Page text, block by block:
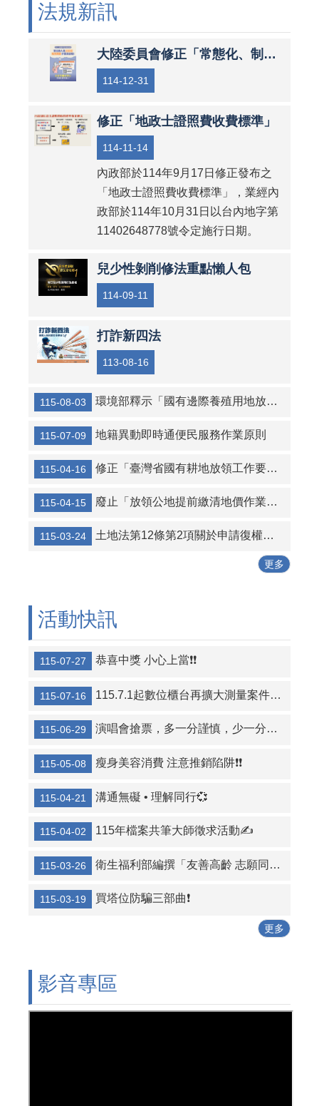
法規新訊
大陸委員會修正「常態化、制度化查核人員範圍表」
114-12-31
修正「地政士證照費收費標準」
114-11-14
內政部於114年9月17日修正發布之
「地政士證照費收費標準」，業經內
政部於114年10月31日以台內地字第
11402648778號令定施行日期。
兒少性剝削修法重點懶人包
114-09-11
打詐新四法
113-08-16
115-08-03 環境部釋示「國有邊際養殖用地放領實施辦法」第3條第4款影響環境保護之認定原則
115-07-09 地籍異動即時通便民服務作業原則
115-04-16 修正「臺灣省國有耕地放領工作要點」，名稱並修正為「國有耕地放領工作要點」
115-04-15 廢止「放領公地提前繳清地價作業須知」
115-03-24 土地法第12條第2項關於申請復權登記無民法第125條消滅時效適用之解釋令
更多
活動快訊
115-07-27 恭喜中獎 小心上當❗❗
115-07-16 115.7.1起數位櫃台再擴大測量案件全程網路申請案件之項目
115-06-29 演唱會搶票，多一分謹慎，少一分損失​​​​​​​​​​​​​​❗
115-05-08 瘦身美容消費 注意推銷陷阱❗❗
115-04-21 溝通無礙 • 理解同行💞
115-04-02 115年檔案共筆大師徵求活動✍️
115-03-26 衛生福利部編撰「友善高齡 志願同行」高齡志工服務手冊
115-03-19 買塔位防騙三部曲❗
更多
影音專區